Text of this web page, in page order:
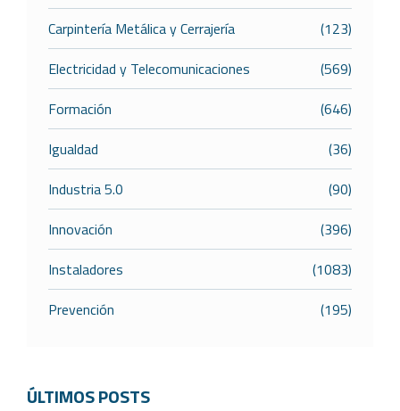
Carpintería Metálica y Cerrajería
(123)
Electricidad y Telecomunicaciones
(569)
Formación
(646)
Igualdad
(36)
Industria 5.0
(90)
Innovación
(396)
Instaladores
(1083)
Prevención
(195)
ÚLTIMOS POSTS